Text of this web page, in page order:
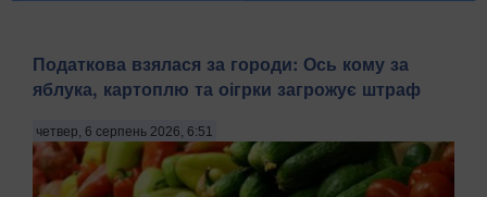
Податкова взялася за городи: Ось кому за
яблука, картоплю та оігрки загрожує штраф
четвер, 6 серпень 2026, 6:51